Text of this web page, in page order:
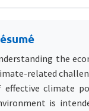
the
related
effective climate
is